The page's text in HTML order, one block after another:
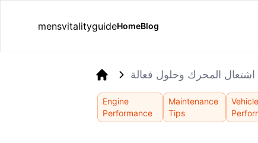
mensvitalityguideHomeBlog
المحرك وحلول فعالة
Engine
Performance
Maintenance
Tips
Vehicle